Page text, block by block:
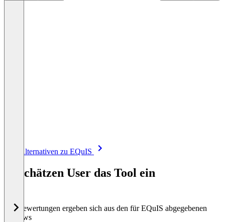
Alle Alternativen zu EQuIS
So schätzen User das Tool ein
Die Bewertungen ergeben sich aus den für EQuIS abgegebenen
Reviews